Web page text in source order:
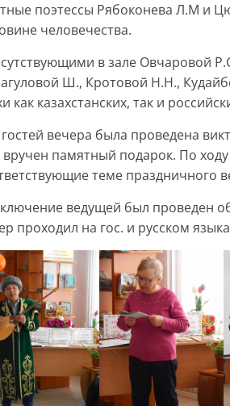
поэтессы Рябоконева Л.М и
человечества.
в зале Овчаровой
Ш., Кротовой Н.Н.,
как казахстанских, так и
вечера была проведена
памятный подарок. По
теме праздничного
ведущей был проведен
проходил на гос. и русском